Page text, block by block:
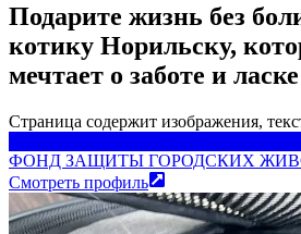
Подарите жизнь без
котику Норильску,
мечтает о заботе и ласке
Страница содержит изображения,
ФОНД ЗАЩИТЫ ГОРОДСКИХ
Смотреть профиль